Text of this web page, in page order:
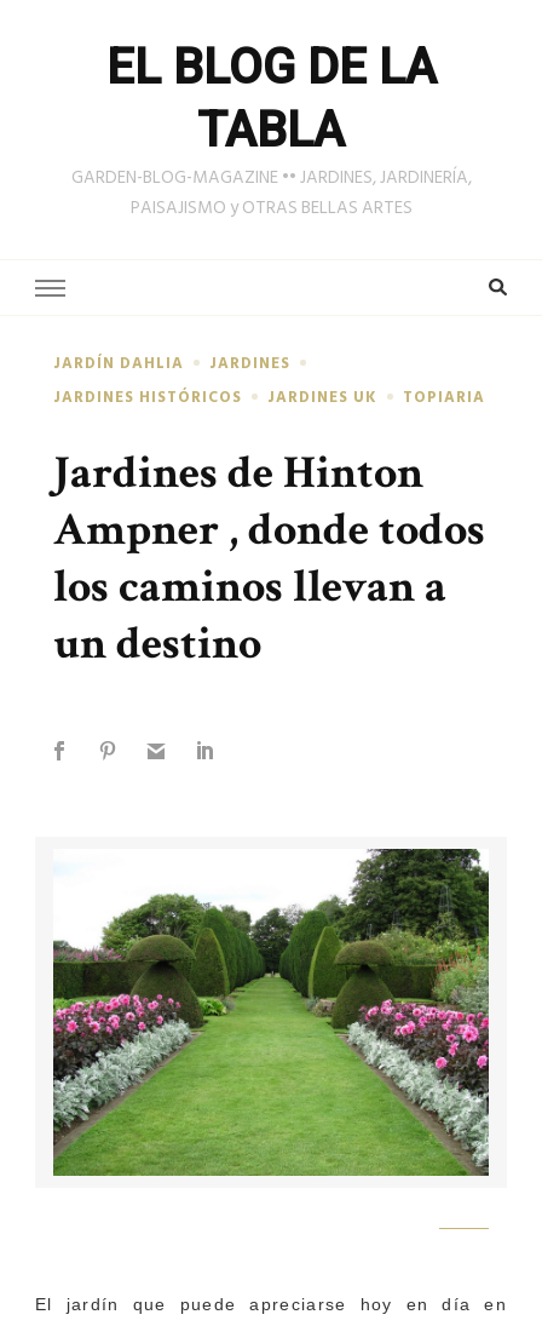
EL BLOG DE LA
TABLA
GARDEN-BLOG-MAGAZINE •• JARDINES, JARDINERÍA,
PAISAJISMO y OTRAS BELLAS ARTES
JARDÍN DAHLIA
JARDINES
JARDINES HISTÓRICOS
JARDINES UK TOPIARIA
Jardines de Hinton
Ampner , donde todos
los caminos llevan a
un destino
Flickr
El jardín que puede apreciarse hoy en día en